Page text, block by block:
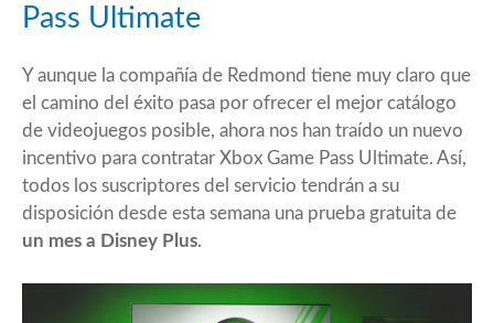
Pass Ultimate
Y aunque la compañía de Redmond tiene muy claro que
el camino del éxito pasa por ofrecer el mejor catálogo
de videojuegos posible, ahora nos han traído un nuevo
incentivo para contratar Xbox Game Pass Ultimate. Así,
todos los suscriptores del servicio tendrán a su
disposición desde esta semana una prueba gratuita de
un mes a Disney Plus.